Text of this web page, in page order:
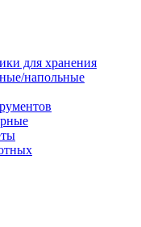
для хранения
напольные